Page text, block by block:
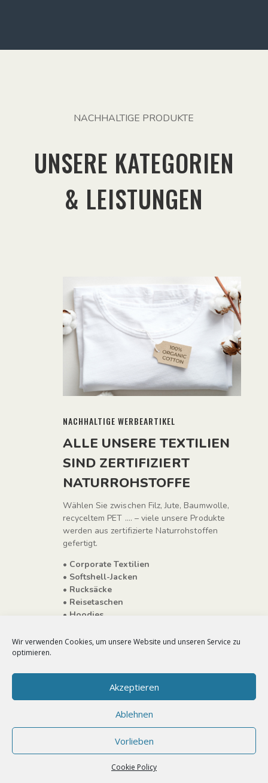
Wir verwenden Cookies, um unsere Website und unseren Service zu
optimieren.
Akzeptieren
Ablehnen
Vorlieben
Cookie Policy
NACHHALTIGE PRODUKTE
UNSERE KATEGORIEN
& LEISTUNGEN
NACHHALTIGE WERBEARTIKEL
ALLE UNSERE TEXTILIEN
SIND ZERTIFIZIERT
NATURROHSTOFFE
Wählen Sie zwischen Filz, Jute, Baumwolle,
recyceltem PET …. – viele unsere Produkte
werden aus zertifizierte Naturrohstoffen
gefertigt.
• Corporate Textilien
• Softshell-Jacken
• Rucksäcke
• Reisetaschen
• Hoodies
• Poloshirts